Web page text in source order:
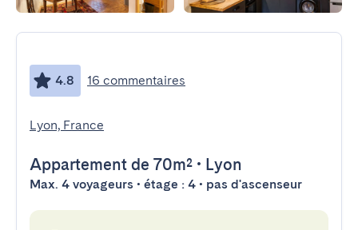
4.8 16 commentaires
Lyon, France
Appartement de 70m² • Lyon
Max. 4 voyageurs • étage : 4 • pas d'ascenseur